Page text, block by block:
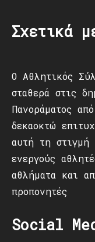
Σχετικά
Ο Αθλητικός
σταθερά στις
Πανοράματος
δεκαοκτώ
αυτή τη στιγμή
ενεργούς
αθλήματα και
προπονητές
Social